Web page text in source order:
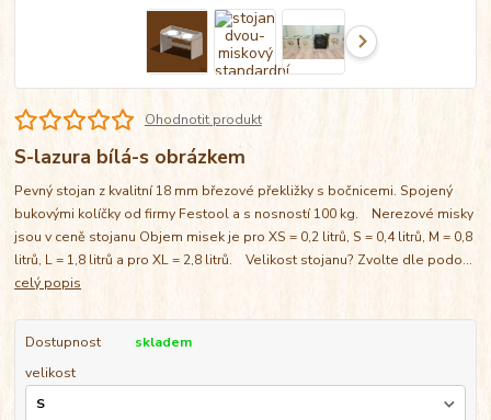
Ohodnotit produkt
S-lazura bílá-s obrázkem
Pevný stojan z kvalitní 18 mm březové překližky s bočnicemi. Spojený
bukovými kolíčky od firmy Festool a s nosností 100 kg. Nerezové misky
jsou v ceně stojanu Objem misek je pro XS = 0,2 litrů, S = 0,4 litrů, M = 0,8
litrů, L = 1,8 litrů a pro XL = 2,8 litrů. Velikost stojanu? Zvolte dle podo...
celý popis
Dostupnost
skladem
velikost